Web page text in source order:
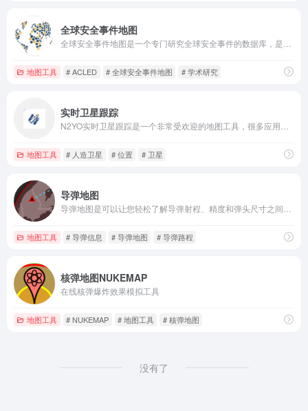
全球安全事件地图
地图工具 # ACLED # 全球安全事件地图 # 学术研究
实时卫星跟踪
地图工具 # 人造卫星 # 位置 # 卫星
导弹地图
地图工具 # 导弹信息 # 导弹地图 # 导弹路程
核弹地图NUKEMAP
在线核弹爆炸效果模拟工具
地图工具 # NUKEMAP # 地图工具 # 核弹地图
没有了